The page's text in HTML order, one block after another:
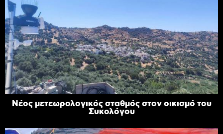
Νέος μετεωρολογικός σταθμός στον οικισμό του
Συκολόγου